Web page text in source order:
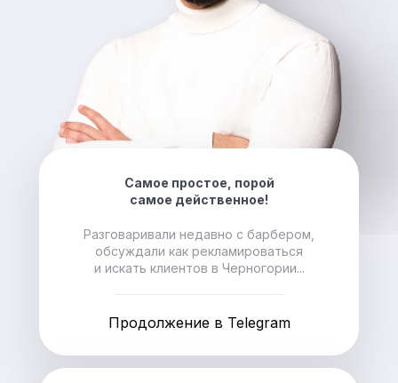
Самое простое, порой
самое действенное!
Разговаривали недавно с барбером,
обсуждали как рекламироваться
и искать клиентов в Черногории...
Продолжение в Telegram